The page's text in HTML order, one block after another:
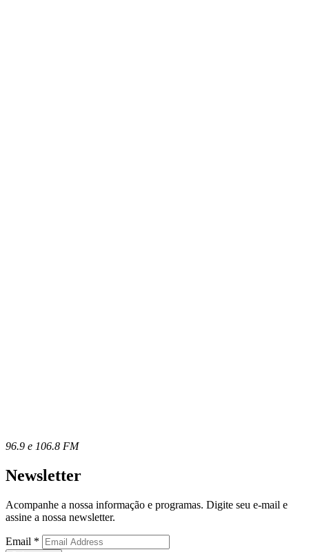
96.9 e 106.8 FM
Newsletter
Acompanhe a nossa informação e programas. Digite seu e-mail e
assine a nossa newsletter.
Email *